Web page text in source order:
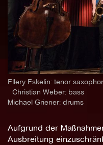
Ellery Eskelin: tenor
Christian Weber: bass
Michael Griener: drums
Aufgrund der
Ausbreitung